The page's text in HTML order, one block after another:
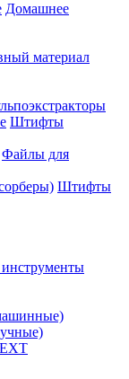
Домашнее
материал
Штифты
Файлы для
Штифты